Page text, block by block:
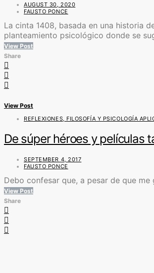
AUGUST 30, 2020
FAUSTO PONCE
La cinta 1408, basada en una historia
planteamiento psicológico donde se
View Post
Share
View Post
REFLEXIONES, FILOSOFÍA Y PSICOLOGÍA
De súper héroes y películas
SEPTEMBER 4, 2017
FAUSTO PONCE
Debo confesar que, a pesar de que
View Post
Share